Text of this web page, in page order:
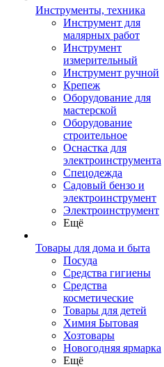
Инструменты, техника
Инструмент для
малярных работ
Инструмент
измерительный
Инструмент ручной
Крепеж
Оборудование для
мастерской
Оборудование
строительное
Оснастка для
электроинструмента
Спецодежда
Садовый бензо и
электроинструмент
Электроинструмент
Ещё
Товары для дома и быта
Посуда
Средства гигиены
Средства
косметические
Товары для детей
Химия Бытовая
Хозтовары
Новогодняя ярмарка
Ещё